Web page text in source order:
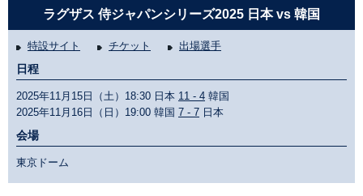
ラグザス 侍ジャパンシリーズ2025 日本 vs 韓国
特設サイト チケット 出場選手
日程
2025年11月15日（土）18:30 日本 11 - 4 韓国
2025年11月16日（日）19:00 韓国 7 - 7 日本
会場
東京ドーム